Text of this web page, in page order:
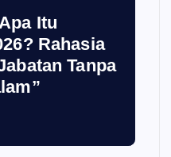
Itu
Rahasia
Tanpa